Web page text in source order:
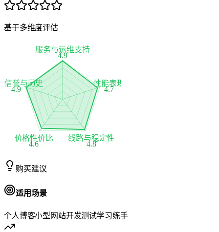
基于多维度评估
服务与运维支持
4.9
性能表现
4.7
线路与稳定性
4.8
价格性价比
4.6
信誉与历史
4.9
购买建议
适用场景
个人博客小型网站开发测试学习练手